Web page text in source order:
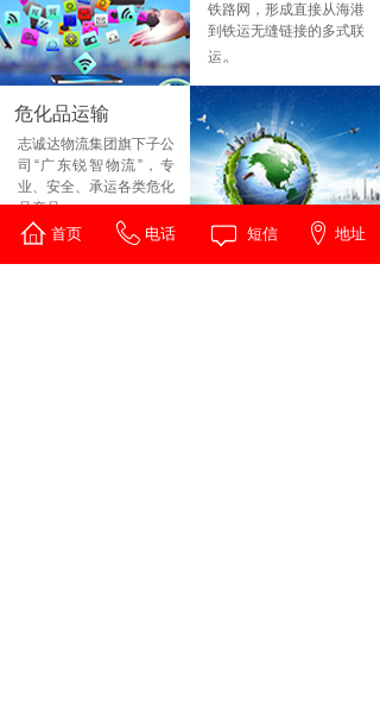
铁路网，形成直接从海港
到铁运无缝链接的多式联
运 。
危化品运输
志诚达物流集团旗下子公
司“广东锐智物流”，专
业、安全、承运各类危化
品产品。
首页 电话 短信 地址